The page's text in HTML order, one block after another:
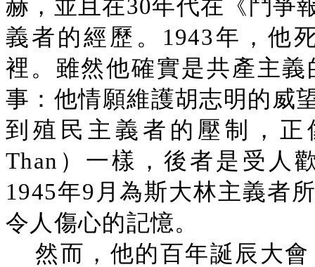
赫，並且在30年代在《鬥爭
義者的經歷。1943年，他
裡。雖然他確實是共產主
事：他情願維護胡志明的威
到殖民主義者的壓制，正
Than）一樣，後者是受人
1945年9月為斯大林主義者
令人傷心的記憶。
然而，他的百年誕辰大